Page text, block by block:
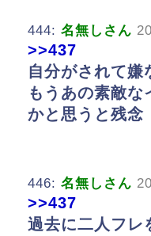
444: 名無しさん
>>437
自分がされて嫌
もうあの素敵な
かと思うと残念
446: 名無しさん
>>437
過去に二人フレ